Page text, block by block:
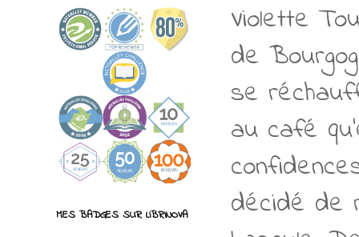
Violette
de
se
au café
décidé de
MES BADGES SUR LIBRINOVA